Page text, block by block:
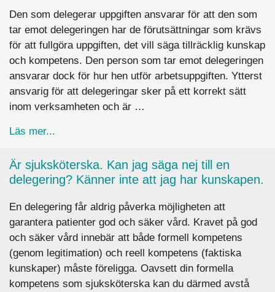
Den som delegerar uppgiften ansvarar för att den som
tar emot delegeringen har de förutsättningar som krävs
för att fullgöra uppgiften, det vill säga tillräcklig kunskap
och kompetens. Den person som tar emot delegeringen
ansvarar dock för hur hen utför arbetsuppgiften. Ytterst
ansvarig för att delegeringar sker på ett korrekt sätt
inom verksamheten och är …
Läs mer...
Är sjuksköterska. Kan jag säga nej till en
delegering? Känner inte att jag har kunskapen.
En delegering får aldrig påverka möjligheten att
garantera patienter god och säker vård. Kravet på god
och säker vård innebär att både formell kompetens
(genom legitimation) och reell kompetens (faktiska
kunskaper) måste föreligga. Oavsett din formella
kompetens som sjuksköterska kan du därmed avstå